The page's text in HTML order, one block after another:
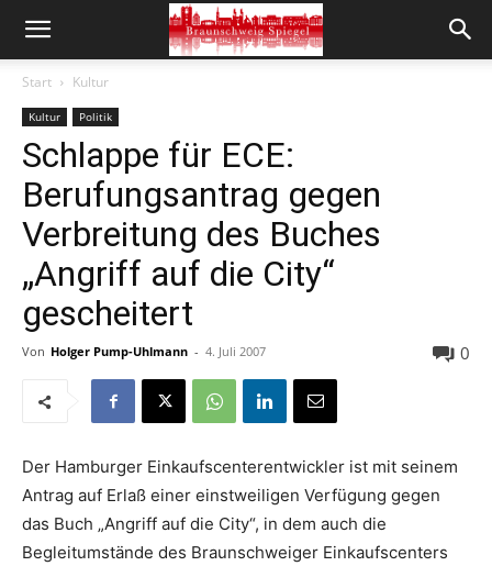
Start Kultur
Kultur Politik
Schlappe für ECE:
Berufungsantrag gegen
Verbreitung des Buches
„Angriff auf die City“
gescheitert
Von Holger Pump-Uhlmann - 4. Juli 2007 0
Der Hamburger Einkaufscenterentwickler ist mit seinem
Antrag auf Erlaß einer einstweiligen Verfügung gegen
das Buch „Angriff auf die City“, in dem auch die
Begleitumstände des Braunschweiger Einkaufscenters